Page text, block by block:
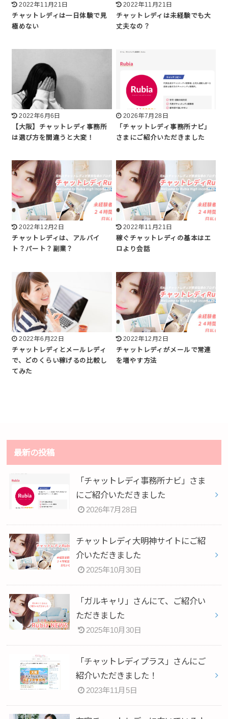
2022年11月21日
チャットレディは一日体験で見
極めない
2022年11月21日
チャットレディは未経験でも大
丈夫なの？
2022年6月6日
【大阪】チャットレディ事務所
は選び方を間違うと大変！
2026年7月28日
「チャットレディ事務所ナビ」
さまにご紹介いただきました
2022年12月2日
チャットレディは、アルバイ
ト？パート？副業？
2022年11月21日
稼ぐチャットレディの基本はエ
ロより会話
2022年6月22日
チャットレディとメールレディ
で、どのくらい稼げるの比較し
てみた
2022年12月2日
チャットレディがメールで常連
を増やす方法
最新の投稿
「チャットレディ事務所ナビ」さま
にご紹介いただきました
2026年7月28日
チャットレディ大明神サイトにご紹
介いただきました
2025年10月30日
「ガルキャリ」さんにて、ご紹介い
ただきました
2025年10月30日
「チャットレディプラス」さんにご
紹介いただきました！
2023年11月5日